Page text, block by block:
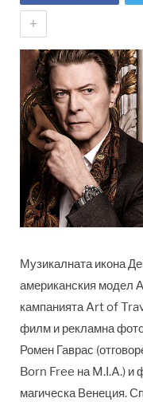
+
Музикалната икона
американския модел
кампанията Art of
филм и рекламна
Ромен Гаврас
Born Free на M.I.A.) и
магическа Венеция.